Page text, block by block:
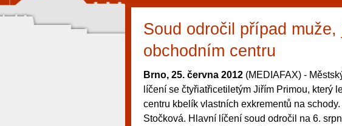
Soud odročil případ
obchodním centru
Brno, 25. června 2012 (MEDIAFAX) -
líčení se čtyřiatřicetiletým Jiřím Primou, který
centru kbelík vlastních exkrementů na
Stočková. Hlavní líčení soud odročil na 6.
Brno je
místem,
různé
metropoli